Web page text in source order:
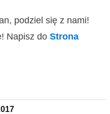
podziel się z nami!
Napisz do Strona